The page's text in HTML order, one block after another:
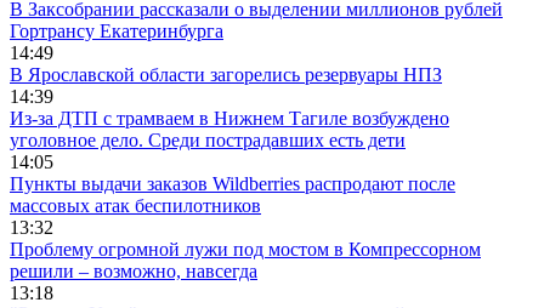
В Заксобрании рассказали о выделении миллионов рублей
Гортрансу Екатеринбурга
14:49
В Ярославской области загорелись резервуары НПЗ
14:39
Из-за ДТП с трамваем в Нижнем Тагиле возбуждено
уголовное дело. Среди пострадавших есть дети
14:05
Пункты выдачи заказов Wildberries распродают после
массовых атак беспилотников
13:32
Проблему огромной лужи под мостом в Компрессорном
решили – возможно, навсегда
13:18